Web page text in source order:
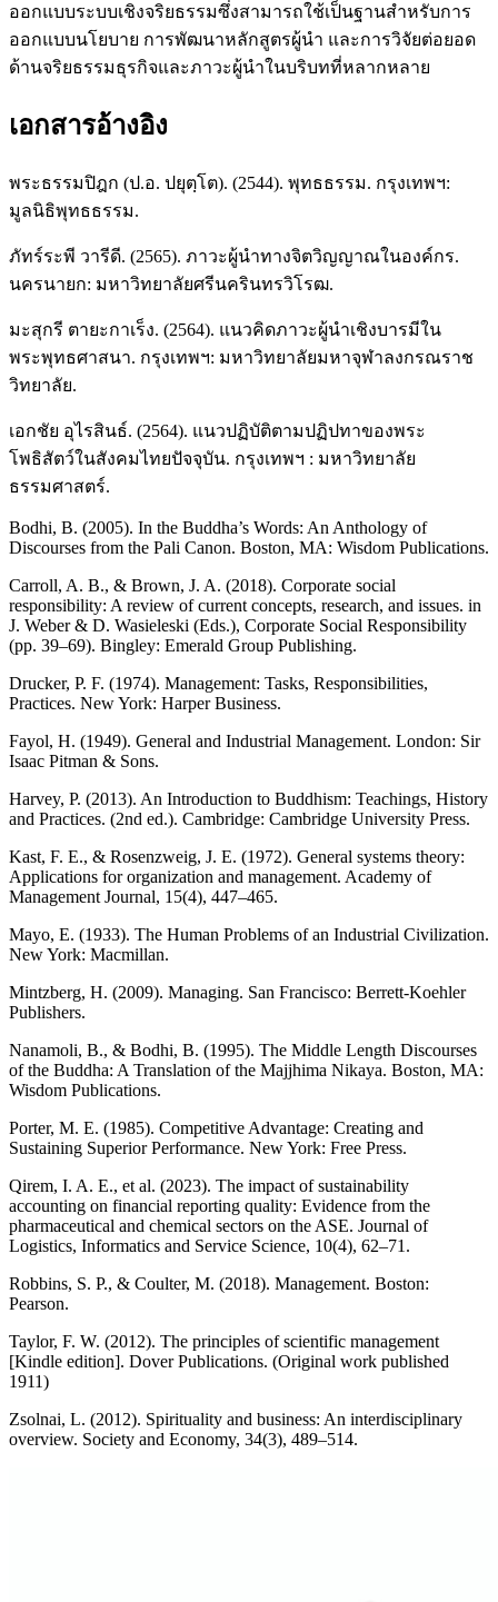
ออกแบบระบบเชิงจริยธรรมซึ่งสามารถใช้เป็นฐานสำหรับการ
ออกแบบนโยบาย การพัฒนาหลักสูตรผู้นำ และการวิจัยต่อยอด
ด้านจริยธรรมธุรกิจและภาวะผู้นำในบริบทที่หลากหลาย
เอกสารอ้างอิง
พระธรรมปิฎก (ป.อ. ปยุตฺโต). (2544). พุทธธรรม. กรุงเทพฯ:
มูลนิธิพุทธธรรม.
ภัทร์ระพี วารีดี. (2565). ภาวะผู้นำทางจิตวิญญาณในองค์กร.
นครนายก: มหาวิทยาลัยศรีนครินทรวิโรฒ.
มะสุกรี ตายะกาเร็ง. (2564). แนวคิดภาวะผู้นำเชิงบารมีใน
พระพุทธศาสนา. กรุงเทพฯ: มหาวิทยาลัยมหาจุฬาลงกรณราช
วิทยาลัย.
เอกชัย อุไรสินธ์. (2564). แนวปฏิบัติตามปฏิปทาของพระ
โพธิสัตว์ในสังคมไทยปัจจุบัน. กรุงเทพฯ : มหาวิทยาลัย
ธรรมศาสตร์.
Bodhi, B. (2005). In the Buddha’s Words: An Anthology of
Discourses from the Pali Canon. Boston, MA: Wisdom Publications.
Carroll, A. B., & Brown, J. A. (2018). Corporate social
responsibility: A review of current concepts, research, and issues. in
J. Weber & D. Wasieleski (Eds.), Corporate Social Responsibility
(pp. 39–69). Bingley: Emerald Group Publishing.
Drucker, P. F. (1974). Management: Tasks, Responsibilities,
Practices. New York: Harper Business.
Fayol, H. (1949). General and Industrial Management. London: Sir
Isaac Pitman & Sons.
Harvey, P. (2013). An Introduction to Buddhism: Teachings, History
and Practices. (2nd ed.). Cambridge: Cambridge University Press.
Kast, F. E., & Rosenzweig, J. E. (1972). General systems theory:
Applications for organization and management. Academy of
Management Journal, 15(4), 447–465.
Mayo, E. (1933). The Human Problems of an Industrial Civilization.
New York: Macmillan.
Mintzberg, H. (2009). Managing. San Francisco: Berrett-Koehler
Publishers.
Nanamoli, B., & Bodhi, B. (1995). The Middle Length Discourses
of the Buddha: A Translation of the Majjhima Nikaya. Boston, MA:
Wisdom Publications.
Porter, M. E. (1985). Competitive Advantage: Creating and
Sustaining Superior Performance. New York: Free Press.
Qirem, I. A. E., et al. (2023). The impact of sustainability
accounting on financial reporting quality: Evidence from the
pharmaceutical and chemical sectors on the ASE. Journal of
Logistics, Informatics and Service Science, 10(4), 62–71.
Robbins, S. P., & Coulter, M. (2018). Management. Boston:
Pearson.
Taylor, F. W. (2012). The principles of scientific management
[Kindle edition]. Dover Publications. (Original work published
1911)
Zsolnai, L. (2012). Spirituality and business: An interdisciplinary
overview. Society and Economy, 34(3), 489–514.